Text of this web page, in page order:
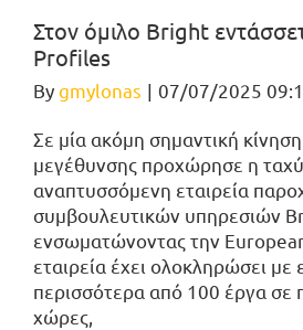
Στον όμιλο Bright
Profiles
Bygmylonas | 07/07/2025
Σε μία ακόμη σημαντική
μεγέθυνσης προχώρησε η
αναπτυσσόμενη εταιρεία
συμβουλευτικών υπηρεσιών
ενσωματώνοντας την
εταιρεία έχει ολοκληρώσει με
περισσότερα από 100 έργα
χώρες,